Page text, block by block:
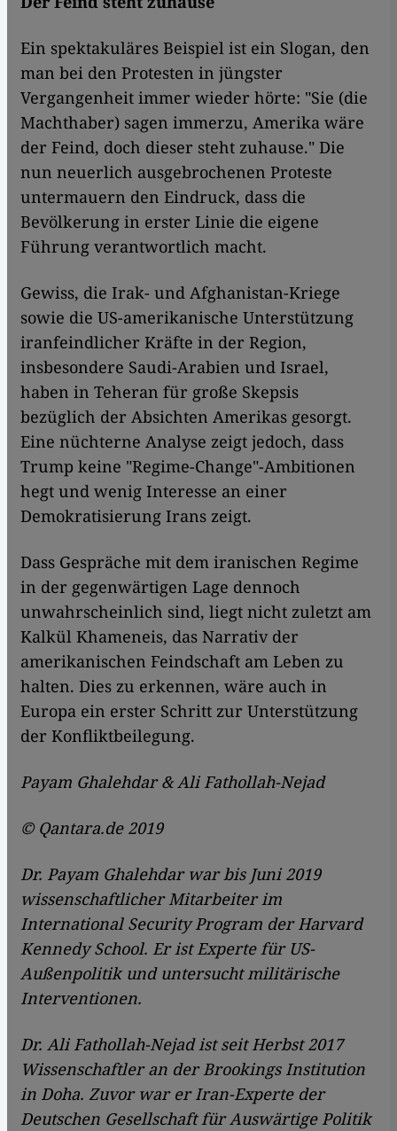
Ein spektakuläres Beispiel ist ein Slogan, den
man bei den Protesten in jüngster
Vergangenheit immer wieder hörte: "Sie (die
Machthaber) sagen immerzu, Amerika wäre
der Feind, doch dieser steht zuhause." Die
nun neuerlich ausgebrochenen Proteste
untermauern den Eindruck, dass die
Bevölkerung in erster Linie die eigene
Führung verantwortlich macht.
Gewiss, die Irak- und Afghanistan-Kriege
sowie die US-amerikanische Unterstützung
iranfeindlicher Kräfte in der Region,
insbesondere Saudi-Arabien und Israel,
haben in Teheran für große Skepsis
bezüglich der Absichten Amerikas gesorgt.
Eine nüchterne Analyse zeigt jedoch, dass
Trump keine "Regime-Change"-Ambitionen
hegt und wenig Interesse an einer
Demokratisierung Irans zeigt.
Dass Gespräche mit dem iranischen Regime
in der gegenwärtigen Lage dennoch
unwahrscheinlich sind, liegt nicht zuletzt am
Kalkül Khameneis, das Narrativ der
amerikanischen Feindschaft am Leben zu
halten. Dies zu erkennen, wäre auch in
Europa ein erster Schritt zur Unterstützung
der Konfliktbeilegung.
Payam Ghalehdar & Ali Fathollah-Nejad
© Qantara.de 2019
Dr. Payam Ghalehdar war bis Juni 2019
wissenschaftlicher Mitarbeiter im
International Security Program der Harvard
Kennedy School. Er ist Experte für US-
Außenpolitik und untersucht militärische
Interventionen.
Dr. Ali Fathollah-Nejad ist seit Herbst 2017
Wissenschaftler an der Brookings Institution
in Doha. Zuvor war er Iran-Experte der
Deutschen Gesellschaft für Auswärtige Politik